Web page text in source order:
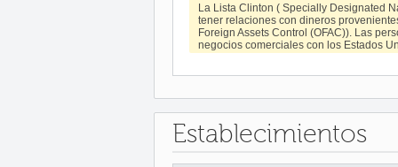
La Lista Clinton ( Specially Designated
tener relaciones con dineros
Foreign Assets Control (OFAC)). Las
negocios comerciales con los Estados
Establecimientos